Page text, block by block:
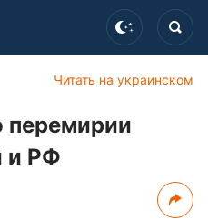
Читать на украинском
перемирии
и РФ